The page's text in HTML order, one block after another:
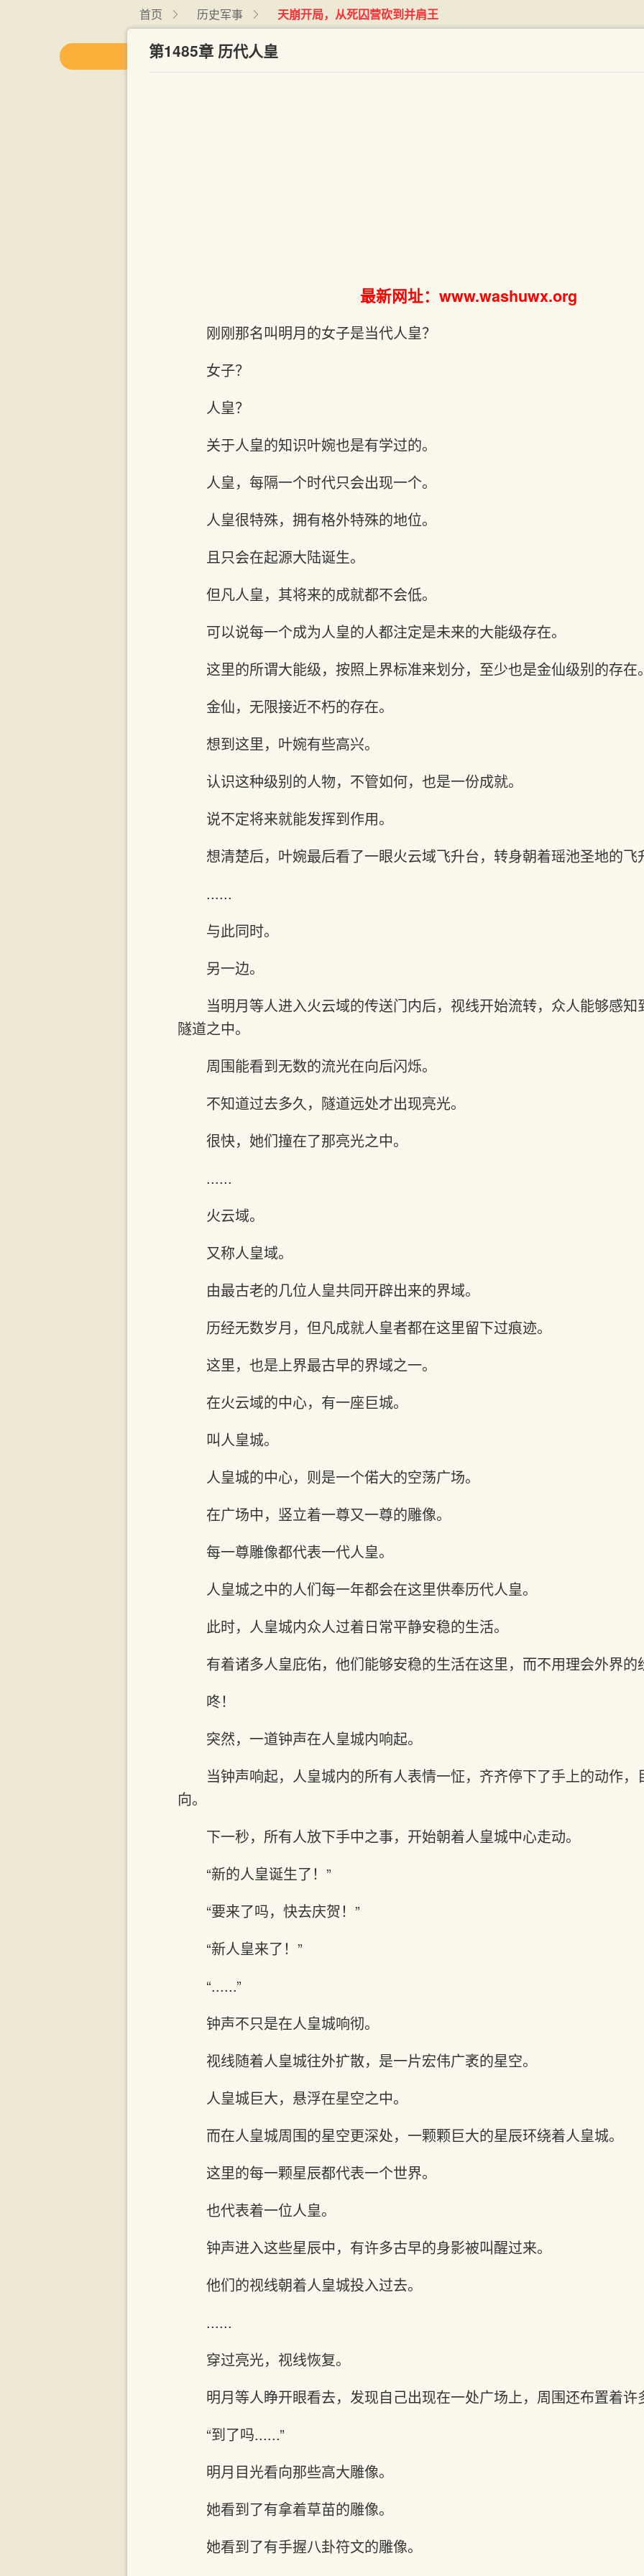
首页 历史军事 天崩开局，从死囚营砍到并肩王
第1485章 历代人皇
最新网址：www.washuwx.org
刚刚那名叫明月的女子是当代人皇？
女子？
人皇？
关于人皇的知识叶婉也是有学过的。
人皇，每隔一个时代只会出现一个。
人皇很特殊，拥有格外特殊的地位。
且只会在起源大陆诞生。
但凡人皇，其将来的成就都不会低。
可以说每一个成为人皇的人都注定是未来的大能级存在。
这里的所谓大能级，按照上界标准来划分，至少也是金仙级别的存在。
金仙，无限接近不朽的存在。
想到这里，叶婉有些高兴。
认识这种级别的人物，不管如何，也是一份成就。
说不定将来就能发挥到作用。
想清楚后，叶婉最后看了一眼火云域飞升台，转身朝着瑶池圣地的飞
......
与此同时。
另一边。
当明月等人进入火云域的传送门内后，视线开始流转，众人能够感
隧道之中。
周围能看到无数的流光在向后闪烁。
不知道过去多久，隧道远处才出现亮光。
很快，她们撞在了那亮光之中。
......
火云域。
又称人皇域。
由最古老的几位人皇共同开辟出来的界域。
历经无数岁月，但凡成就人皇者都在这里留下过痕迹。
这里，也是上界最古早的界域之一。
在火云域的中心，有一座巨城。
叫人皇城。
人皇城的中心，则是一个偌大的空荡广场。
在广场中，竖立着一尊又一尊的雕像。
每一尊雕像都代表一代人皇。
人皇城之中的人们每一年都会在这里供奉历代人皇。
此时，人皇城内众人过着日常平静安稳的生活。
有着诸多人皇庇佑，他们能够安稳的生活在这里，而不用理会外界的
咚！
突然，一道钟声在人皇城内响起。
当钟声响起，人皇城内的所有人表情一怔，齐齐停下了手上的动作
向。
下一秒，所有人放下手中之事，开始朝着人皇城中心走动。
“新的人皇诞生了！”
“要来了吗，快去庆贺！”
“新人皇来了！”
“......”
钟声不只是在人皇城响彻。
视线随着人皇城往外扩散，是一片宏伟广袤的星空。
人皇城巨大，悬浮在星空之中。
而在人皇城周围的星空更深处，一颗颗巨大的星辰环绕着人皇城。
这里的每一颗星辰都代表一个世界。
也代表着一位人皇。
钟声进入这些星辰中，有许多古早的身影被叫醒过来。
他们的视线朝着人皇城投入过去。
......
穿过亮光，视线恢复。
明月等人睁开眼看去，发现自己出现在一处广场上，周围还布置着许
“到了吗......”
明月目光看向那些高大雕像。
她看到了有拿着草苗的雕像。
她看到了有手握八卦符文的雕像。